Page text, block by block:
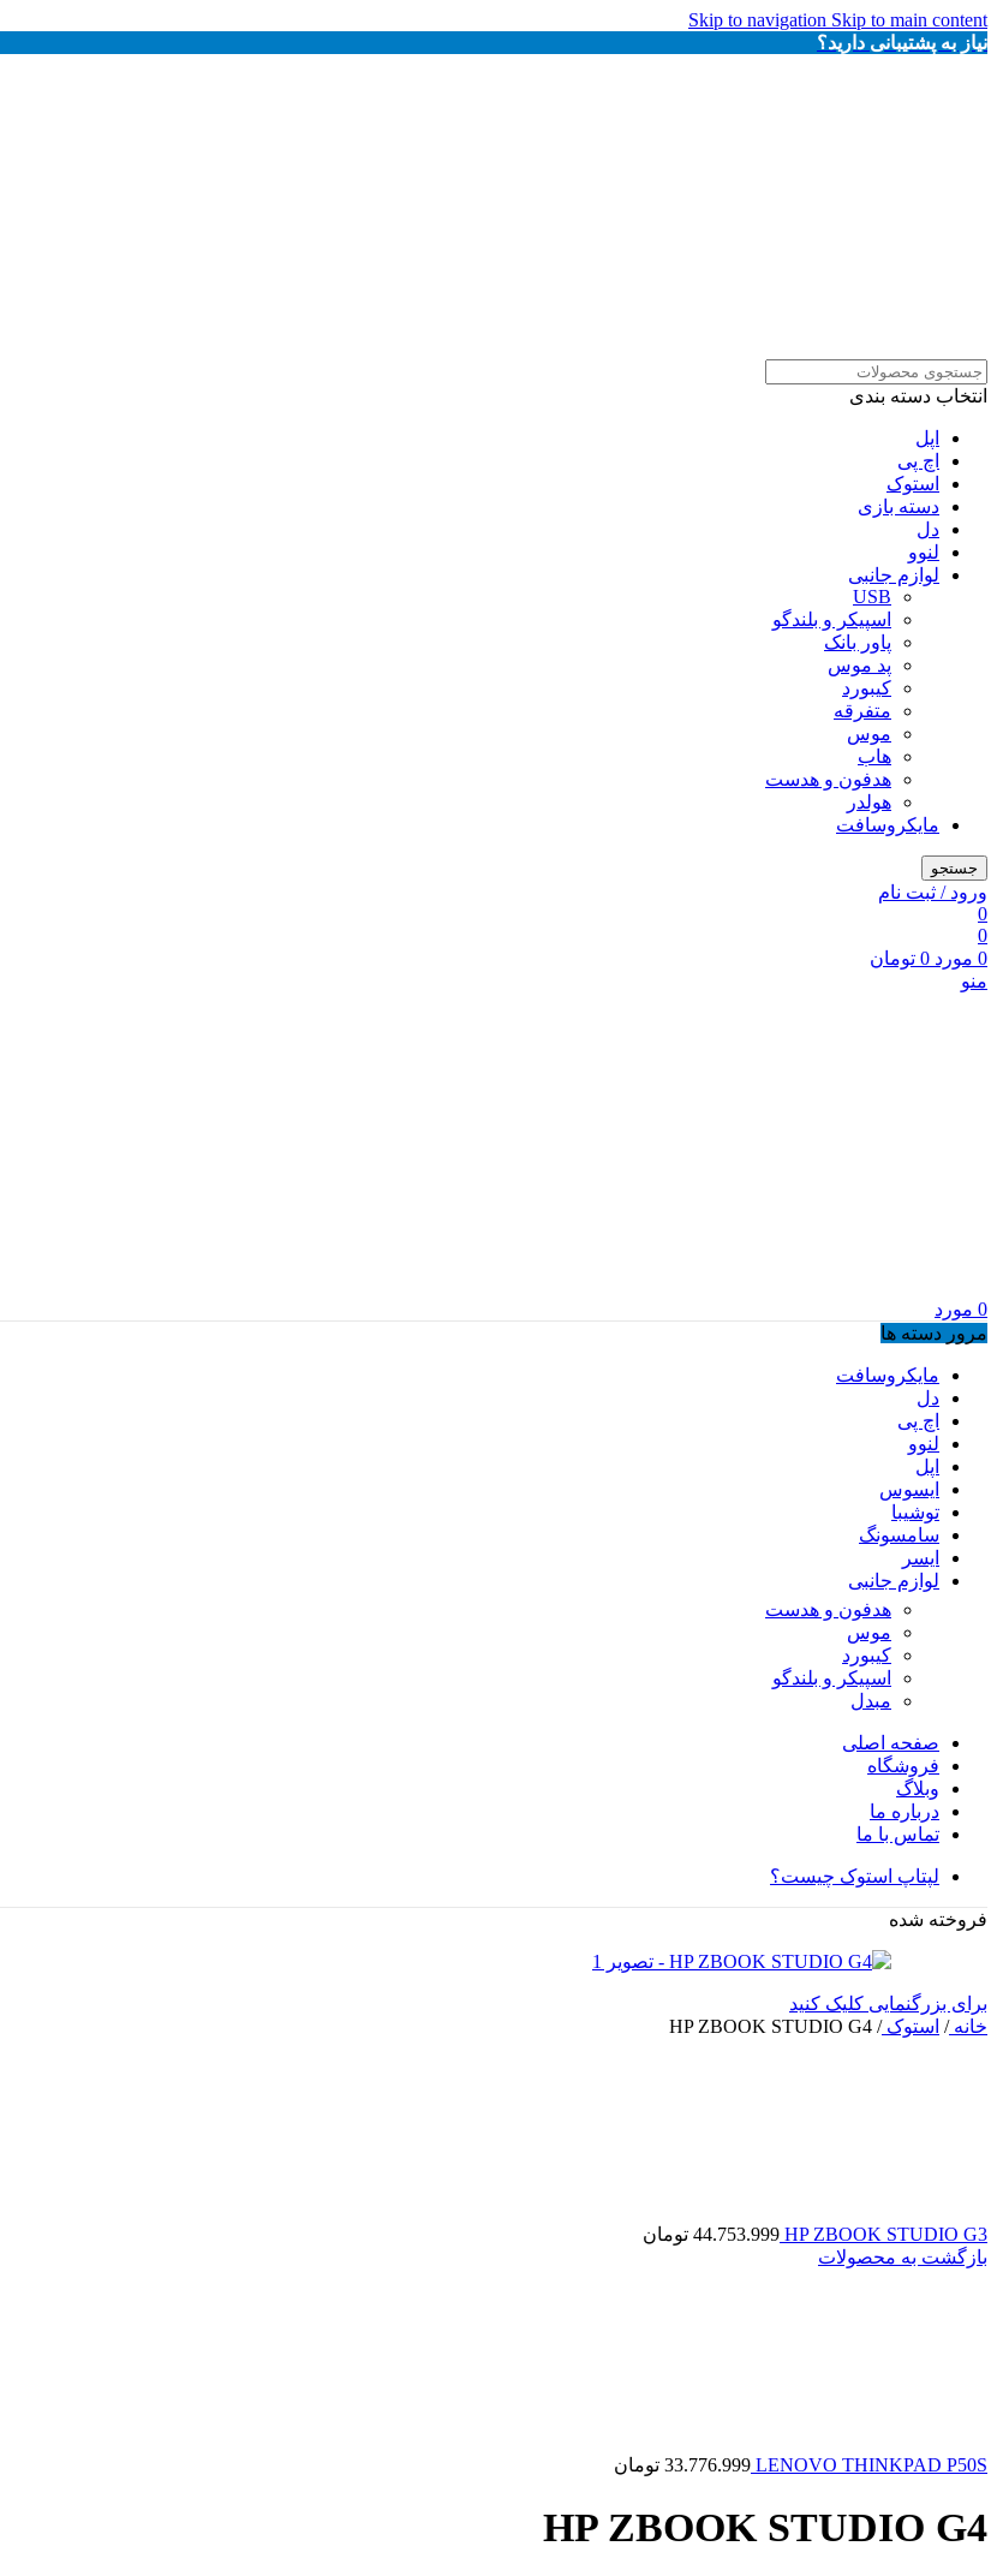
Skip to navigation Skip to main content
نیاز به پشتیبانی دارید؟
انتخاب دسته بندی
اپل
اچ پی
استوک
دسته بازی
دل
لنوو
لوازم جانبی
USB
اسپیکر و بلندگو
پاور بانک
پد موس
کیبورد
متفرقه
موس
هاب
هدفون و هدست
هولدر
مایکروسافت
جستجو
ورود / ثبت نام
0
0
0 مورد 0 تومان
منو
0 مورد
مرور دسته ها
مایکروسافت
دل
اچ پی
لنوو
اپل
ایسوس
توشیبا
سامسونگ
ایسر
لوازم جانبی
هدفون و هدست
موس
کیبورد
اسپیکر و بلندگو
مبدل
صفحه اصلی
فروشگاه
وبلاگ
درباره ما
تماس با ما
لپتاپ استوک چیست؟
فروخته شده
برای بزرگنمایی کلیک کنید
خانه/ استوک/
HP ZBOOK STUDIO G4
HP ZBOOK STUDIO G3
44.753.999 تومان
بازگشت به محصولات
LENOVO THINKPAD P50S
33.776.999 تومان
HP ZBOOK STUDIO G4